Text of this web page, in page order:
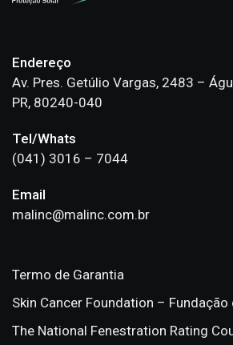
Endereço
Av. Pres. Getúlio Vargas, 2483 –
PR, 80240-040
Tel/Whats
(041) 3016 – 7044
Email
malinc@malinc.com.br
Termo de Garantia
Skin Cancer Foundation – Fundação
The National Fenestration Rating